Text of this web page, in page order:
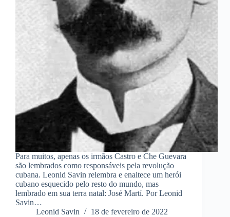
Para muitos, apenas os irmãos Castro e Che Guevara
são lembrados como responsáveis pela revolução
cubana. Leonid Savin relembra e enaltece um herói
cubano esquecido pelo resto do mundo, mas
lembrado em sua terra natal: José Martí. Por Leonid
Savin…
Leonid Savin
18 de fevereiro de 2022